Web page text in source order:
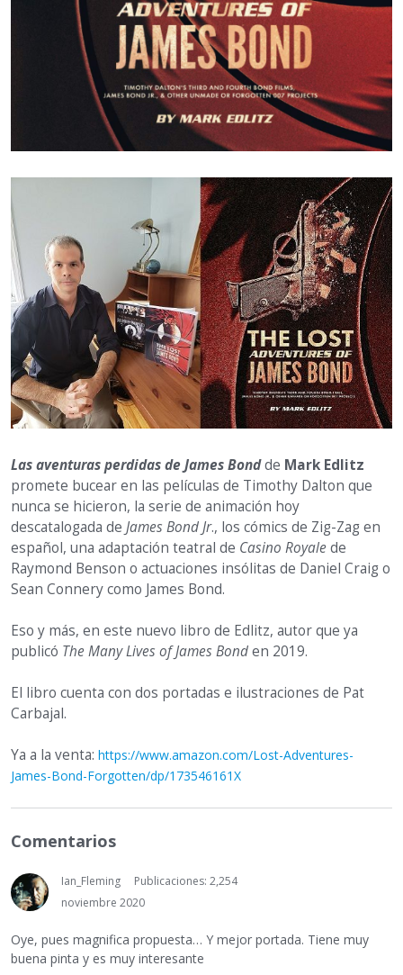
Las aventuras perdidas de James Bondde Mark Edlitz
promete bucear en las películas de Timothy Dalton que
nunca se hicieron, la serie de animación hoy
descatalogada de James Bond Jr., los cómics de Zig-Zag en
español, una adaptación teatral de Casino Royalede
Raymond Benson o actuaciones insólitas de Daniel Craig o
Sean Connery como James Bond.
Eso y más, en este nuevo libro de Edlitz, autor que ya
publicó The Many Lives of James Bonden 2019.
El libro cuenta con dos portadas e ilustraciones de Pat
Carbajal.
Ya a la venta: https://www.amazon.com/Lost-Adventures-
James-Bond-Forgotten/dp/173546161X
Comentarios
Ian_Fleming
Publicaciones: 2,254
noviembre 2020
Oye, pues magnifica propuesta… Y mejor portada. Tiene muy
buena pinta y es muy interesante